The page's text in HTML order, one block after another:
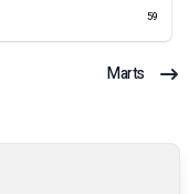
59
Marts